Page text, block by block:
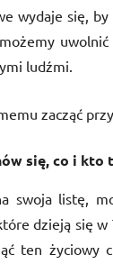
wydaje się,
ludźmi.
zacząć
się, co i kto
swoja listę,
dzieją się w
ten życiowy